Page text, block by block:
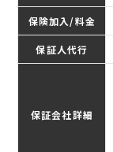
保険加入/料金
保証人代行
保証会社詳細